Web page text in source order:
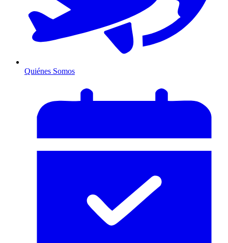
Quiénes Somos